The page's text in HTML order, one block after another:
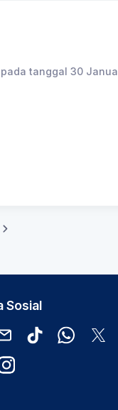
pada tanggal 30
Sosial